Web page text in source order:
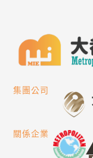
集團公司
關係企業